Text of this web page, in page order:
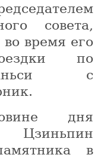
совета,
во время его
по
с
дня
Цзиньпин
в